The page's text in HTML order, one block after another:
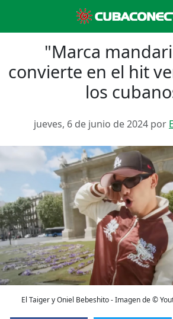
"Marca
convierte en el hit
los
jueves, 6 de junio de 2024 por
El Taiger y Oniel Bebeshito - Imagen de ©